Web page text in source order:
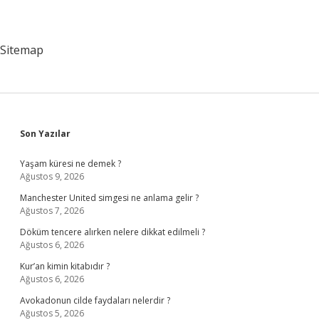
Sitemap
Sidebar
Son Yazılar
Yaşam küresi ne demek ?
Ağustos 9, 2026
Manchester United simgesi ne anlama gelir ?
Ağustos 7, 2026
Döküm tencere alırken nelere dikkat edilmeli ?
Ağustos 6, 2026
Kur’an kimin kitabıdır ?
Ağustos 6, 2026
Avokadonun cilde faydaları nelerdir ?
Ağustos 5, 2026